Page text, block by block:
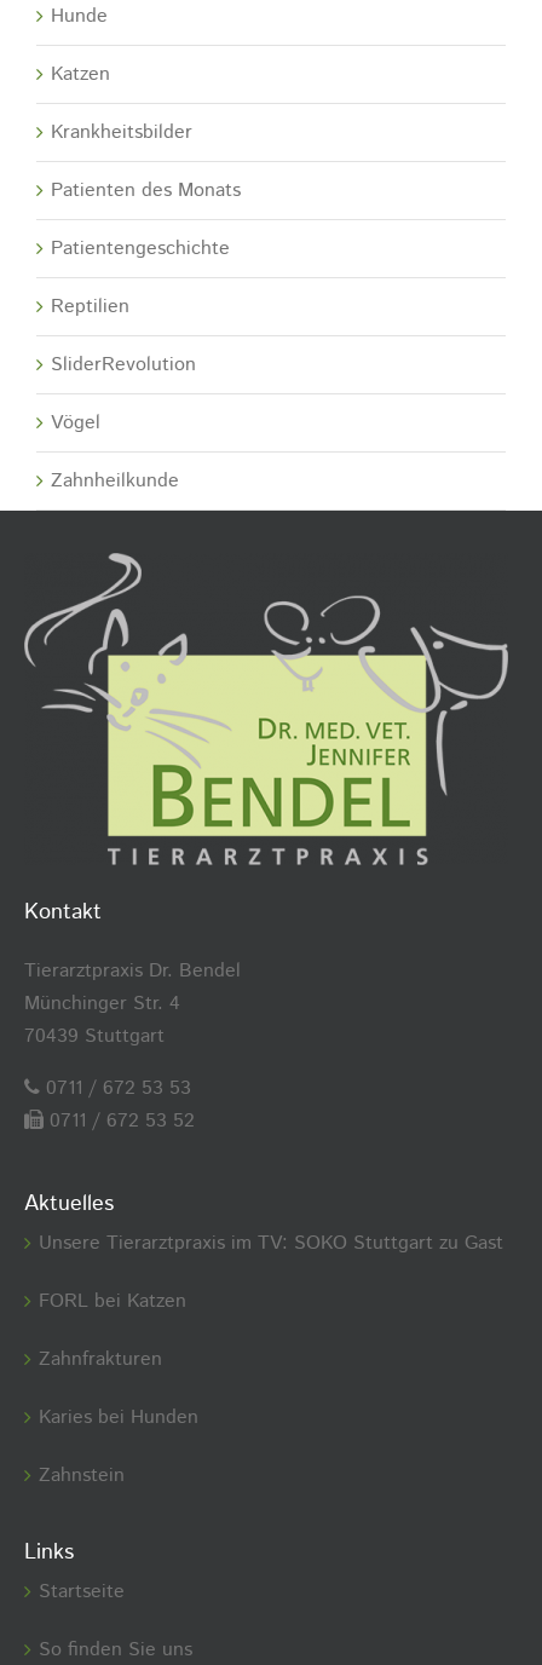
Hunde
Katzen
Krankheitsbilder
Patienten des Monats
Patientengeschichte
Reptilien
SliderRevolution
Vögel
Zahnheilkunde
Kontakt
Tierarztpraxis Dr. Bendel
Münchinger Str. 4
70439 Stuttgart
0711 / 672 53 53
0711 / 672 53 52
Aktuelles
Unsere Tierarztpraxis im TV: SOKO Stuttgart zu Gast
FORL bei Katzen
Zahnfrakturen
Karies bei Hunden
Zahnstein
Links
Startseite
So finden Sie uns